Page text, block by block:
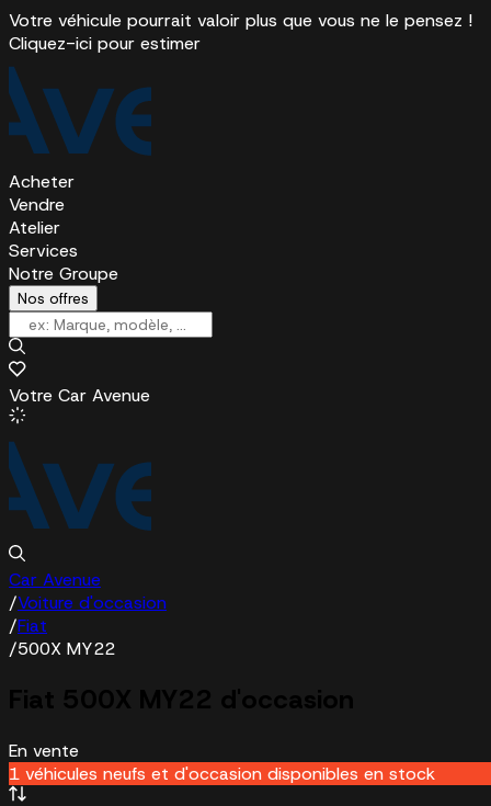
Votre véhicule pourrait valoir plus que vous ne le pensez !
Cliquez-ici pour estimer
Acheter
Vendre
Atelier
Services
Notre Groupe
Nos offres
Votre Car Avenue
Car Avenue
/Voiture d'occasion
/Fiat
/500X MY22
En vente
1 véhicules neufs et d'occasion disponibles en stock